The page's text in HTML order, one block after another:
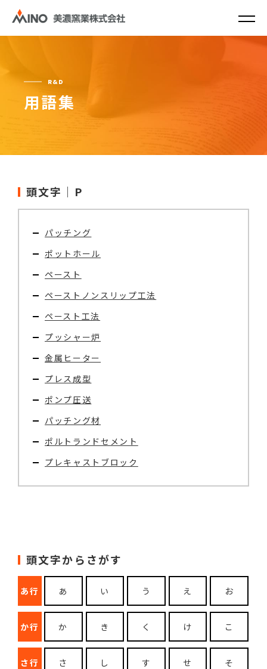
R&D
用語集
頭文字｜P
パッチング
ポットホール
ペースト
ペーストノンスリップ工法
ペースト工法
プッシャー炉
金属ヒーター
プレス成型
ポンプ圧送
パッチング材
ポルトランドセメント
プレキャストブロック
頭文字からさがす
あ行 あ い う え お
か行 か き く け こ
さ行 さ し す せ そ